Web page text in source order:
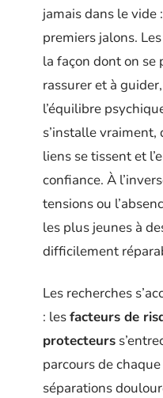
jamais dans le vide
premiers jalons.
la façon dont on se
rassurer et à
l’équilibre
s’installe vraiment,
liens se tissent et
confiance. À
tensions ou
les plus jeunes à
difficilement
Les recherches
: lesfacteurs de
protecteurs
parcours de
séparations